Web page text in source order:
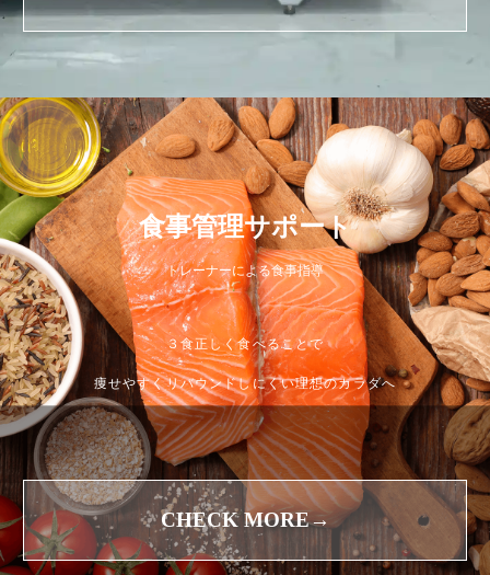
食事管理サポート
トレーナーによる食事指導
３食正しく食べることで
痩せやすくリバウンドしにくい理想のカラダへ
CHECK MORE→